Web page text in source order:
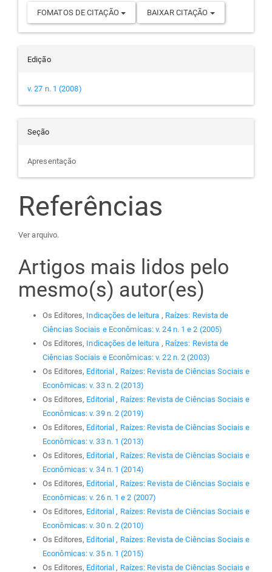
FOMATOS DE CITAÇÃO BAIXAR CITAÇÃO
Edição
v. 27 n. 1 (2008)
Seção
Apresentação
Referências
Ver arquivo.
Artigos mais lidos pelo
mesmo(s) autor(es)
Os Editores, Indicações de leitura , Raízes: Revista de
Ciências Sociais e Econômicas: v. 24 n. 1 e 2 (2005)
Os Editores, Indicações de leitura , Raízes: Revista de
Ciências Sociais e Econômicas: v. 22 n. 2 (2003)
Os Editores, Editorial , Raízes: Revista de Ciências Sociais e
Econômicas: v. 33 n. 2 (2013)
Os Editores, Editorial , Raízes: Revista de Ciências Sociais e
Econômicas: v. 39 n. 2 (2019)
Os Editores, Editorial , Raízes: Revista de Ciências Sociais e
Econômicas: v. 33 n. 1 (2013)
Os Editores, Editorial , Raízes: Revista de Ciências Sociais e
Econômicas: v. 34 n. 1 (2014)
Os Editores, Editorial , Raízes: Revista de Ciências Sociais e
Econômicas: v. 26 n. 1 e 2 (2007)
Os Editores, Editorial , Raízes: Revista de Ciências Sociais e
Econômicas: v. 30 n. 2 (2010)
Os Editores, Editorial , Raízes: Revista de Ciências Sociais e
Econômicas: v. 35 n. 1 (2015)
Os Editores, Editorial , Raízes: Revista de Ciências Sociais e